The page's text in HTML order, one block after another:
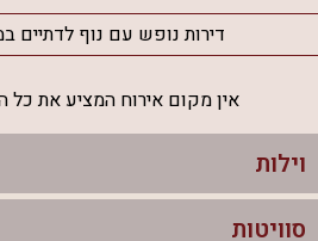
דירות נופש עם נוף לדתיים במרכז -
אין מקום אירוח המציע את כל
וילות
סוויטות